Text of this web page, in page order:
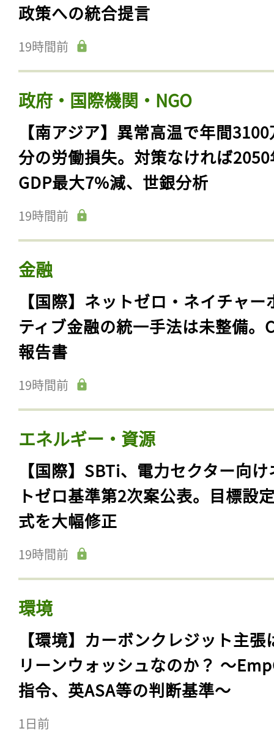
政策への統合提言
19時間前
政府・国際機関・NGO
【南アジア】異常高温で年間
分の労働損失。対策なければ
GDP最大7%減、世銀分析
19時間前
金融
【国際】ネットゼロ・ネイチャー
ティブ金融の統一手法は未整備。
報告書
19時間前
エネルギー・資源
【国際】SBTi、電力セクター向
トゼロ基準第2次案公表。目標設
式を大幅修正
19時間前
環境
【環境】カーボンクレジット主張
リーンウォッシュなのか？ 〜
指令、英ASA等の判断基準〜
1日前